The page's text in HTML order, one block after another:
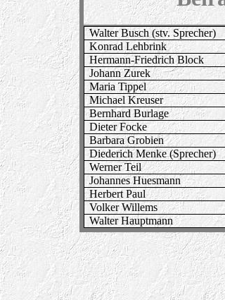
Walter Busch (stv. Sprecher)
Konrad Lehbrink
Hermann-Friedrich Block
Johann Zurek
Maria Tippel
Michael Kreuser
Bernhard Burlage
Dieter Focke
Barbara Grobien
Diederich Menke (Sprecher)
Werner Teil
Johannes Huesmann
Herbert Paul
Volker Willems
Walter Hauptmann